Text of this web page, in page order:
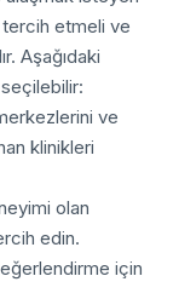
etmeli ve
Aşağıdaki
ve
klinikleri
olan
edin.
için